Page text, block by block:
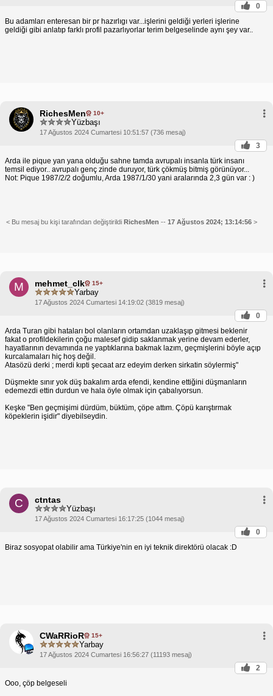
0
Bu adamları enteresan bir pr hazırlıgı var...işlerini geldiği yerleri işlerine
geldiği gibi anlatıp farklı profil pazarlıyorlar terim belgeselinde aynı şey var..
RichesMen 10+
Yüzbaşı
17 Ağustos 2024 Cumartesi 10:51:57 (736 mesaj)
3
Arda ile pique yan yana olduğu sahne tamda avrupalı insanla türk insanı
temsil ediyor.. avrupalı genç zinde duruyor, türk çökmüş bitmiş görünüyor...
Not: Pique 1987/2/2 doğumlu, Arda 1987/1/30 yani aralarında 2,3 gün var : )
< Bu mesaj bu kişi tarafından değiştirildi RichesMen -- 17 Ağustos 2024; 13:14:56 >
M mehmet_clk 15+
Yarbay
17 Ağustos 2024 Cumartesi 14:19:02 (3819 mesaj)
0
Arda Turan gibi hataları bol olanların ortamdan uzaklaşıp gitmesi beklenir
fakat o profildekilerin çoğu malesef gidip saklanmak yerine devam ederler,
hayatlarının devamında ne yaptıklarına bakmak lazım, geçmişlerini böyle açıp
kurcalamaları hiç hoş değil.
Atasözü derki ; merdi kıpti şecaat arz edeyim derken sirkatin söylermiş"
Düşmekte sınır yok düş bakalım arda efendi, kendine ettiğini düşmanların
edemezdi ettin durdun ve hala öyle olmak için çabalıyorsun.
Keşke "Ben geçmişimi dürdüm, büktüm, çöpe attım. Çöpü karıştırmak
köpeklerin işidir" diyebilseydin.
C ctntas
Yüzbaşı
17 Ağustos 2024 Cumartesi 16:17:25 (1044 mesaj)
0
Biraz sosyopat olabilir ama Türkiye'nin en iyi teknik direktörü olacak :D
CWaRRioR 15+
Yarbay
17 Ağustos 2024 Cumartesi 16:56:27 (11193 mesaj)
2
Ooo, çöp belgeseli